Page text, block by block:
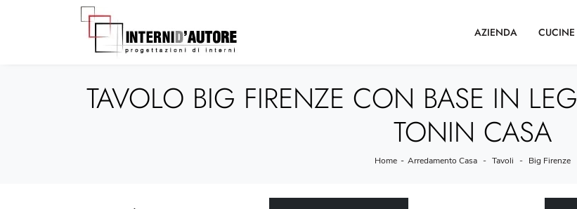
AZIENDA CUCINE
TAVOLO BIG FIRENZE CON BASE IN
TONIN CASA
Home - Arredamento Casa - Tavoli - Big Firenze